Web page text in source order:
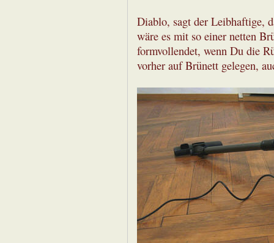
Diablo, sagt der Leibhaftige,
wäre es mit so einer netten
formvollendet, wenn Du die
vorher auf Brünett gelegen,